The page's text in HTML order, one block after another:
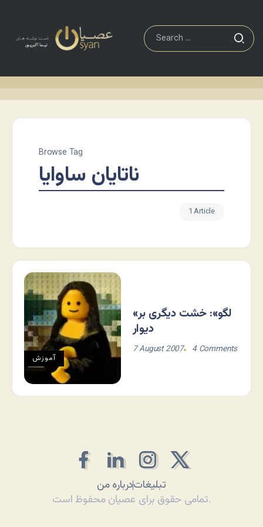
Browse Tag
ناتایان ساوایا
1 Article
آموزش
«لگو»: خشت دیگری بر
دیوار
7 August 2007 4 Comments
درباره منتبلیغات
تمامی حقوق برای عصیان محفوظ است.